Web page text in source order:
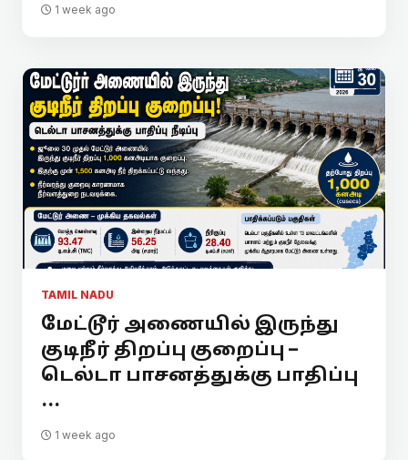
1 week ago
TAMIL NADU
மேட்டூர் அணையில் இருந்து
குடிநீர் திறப்பு குறைப்பு –
டெல்டா பாசனத்துக்கு பாதிப்பு
...
1 week ago